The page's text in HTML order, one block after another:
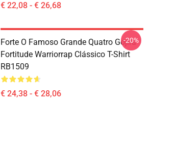
€ 22,08 - € 26,68
Forte O Famoso Grande Quatro Gojira
Fortitude Warriorrap Clássico T-Shirt
RB1509
€ 24,38 - € 28,06
-20%